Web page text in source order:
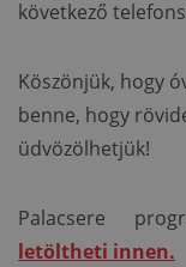
következő
Köszönjük, hogy
benne, hogy
üdvözölhetjük!
Palacsere
letöltheti innen.